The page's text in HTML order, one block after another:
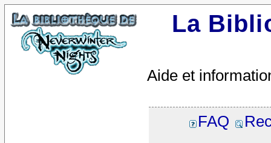
La
Aide et
FAQ